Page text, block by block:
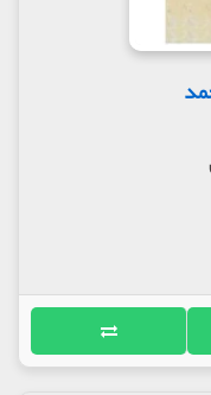
سلیم می گوید
کتاب را موضوع
ادعای ابن
قائل است که در
واقع
حوادث عجیبی
رنج می‌برد و چه
این کتاب گردید.